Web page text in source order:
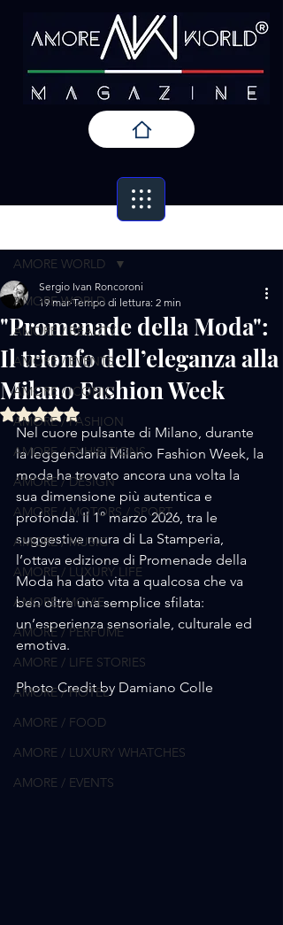
AMORE WORLD
AMORE / BEAUTY
AMORE / EVENTS
AMORE / ICONIC
AMORE / FASHION
AMORE / EXHIBITIONS
AMORE / DESIGN
AMORE / MOTORS / SPORT
AMORE / MUSIC
AMORE / LUXURY LIFE
AMORE/ MOVIE
AMORE / PERFUME
AMORE / LIFE STORIES
AMORE / HOTEL
AMORE / FOOD
AMORE / LUXURY WHATCHES
AMORE / EVENTS
AMORE WORLD
"Promenade della Moda":
Il trionfo dell’eleganza alla
Milano Fashion Week
Sergio Ivan Roncoroni
19 mar Tempo di lettura: 2 min
Valutazione NaN stelle su 5.
Nel cuore pulsante di Milano, durante
la leggendaria Milano Fashion Week, la
moda ha trovato ancora una volta la
sua dimensione più autentica e
profonda. Il 1° marzo 2026, tra le
suggestive mura di La Stamperia,
l’ottava edizione di Promenade della
Moda ha dato vita a qualcosa che va
ben oltre una semplice sfilata:
un’esperienza sensoriale, culturale ed
emotiva.
Photo Credit by Damiano Colle